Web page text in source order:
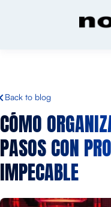
Back to blog
CÓMO
PASOS CON
IMPECABLE